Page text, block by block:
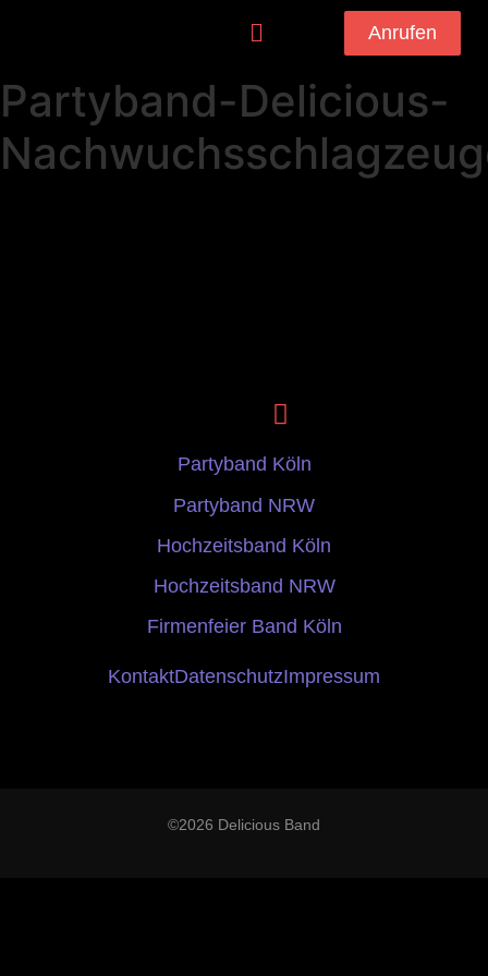
Anrufen
Partyband-Delicious-
Partyband Köln
Partyband NRW
Hochzeitsband Köln
Hochzeitsband NRW
Firmenfeier Band Köln
KontaktDatenschutzImpressum
©2026 Delicious Band